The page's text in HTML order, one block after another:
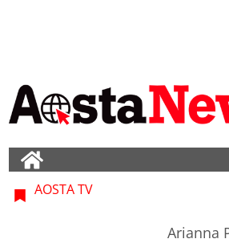
AOSTA TV
Arianna